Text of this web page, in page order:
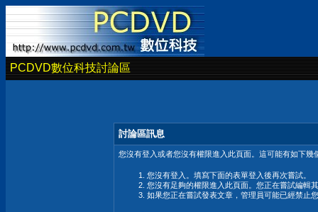
PCDVD數位科技討論區
討論區訊息
您沒有登入或者您沒有權限進入此頁面。這可能有如下幾
您沒有登入。填寫下面的表單登入後再次嘗試。
您沒有足夠的權限進入此頁面。您正在嘗試編輯
如果您正在嘗試發表文章，管理員可能已經禁止